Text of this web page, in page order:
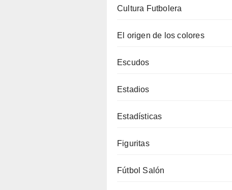
Cultura Futbolera
El origen de los colores
Escudos
Estadios
Estadísticas
Figuritas
Fútbol Salón